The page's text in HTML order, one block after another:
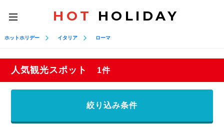
toggle
navigation
HOT HOLIDAY
ホットホリデー イタリア ローマ
人気観光スポット 1件
絞り込み条件